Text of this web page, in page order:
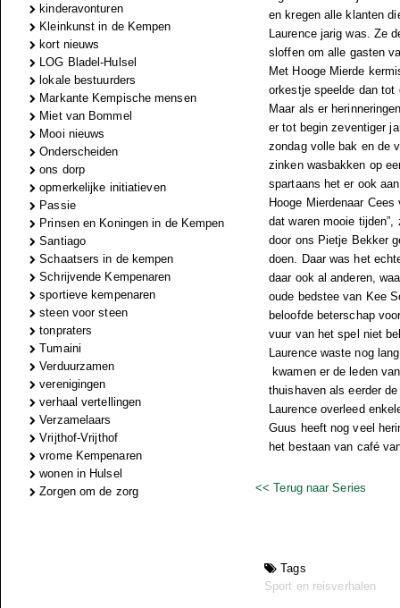
kinderavonturen
Kleinkunst in de Kempen
kort nieuws
LOG Bladel-Hulsel
lokale bestuurders
Markante Kempische mensen
Miet van Bommel
Mooi nieuws
Onderscheiden
ons dorp
opmerkelijke initiatieven
Passie
Prinsen en Koningen in de Kempen
Santiago
Schaatsers in de kempen
Schrijvende Kempenaren
sportieve kempenaren
steen voor steen
tonpraters
Tumaini
Verduurzamen
verenigingen
verhaal vertellingen
Verzamelaars
Vrijthof-Vrijthof
vrome Kempenaren
wonen in Hulsel
Zorgen om de zorg
en kregen alle klanten
Laurence jarig was. Ze
sloffen om alle gasten
Met Hooge Mierde
orkestje speelde dan
Maar als er
er tot begin zeventiger
zondag volle bak en de
zinken wasbakken op
spartaans het er ook
Hooge Mierdenaar
dat waren mooie
door ons Pietje Bekker
doen. Daar was het
daar ook al anderen,
oude bedstee van Kee
beloofde beterschap
vuur van het spel niet
Laurence waste nog
kwamen er de leden
thuishaven als eerder
Laurence overleed
Guus heeft nog veel
het bestaan van café
<< Terug naar Series
Tags
Sport en reisverhalen